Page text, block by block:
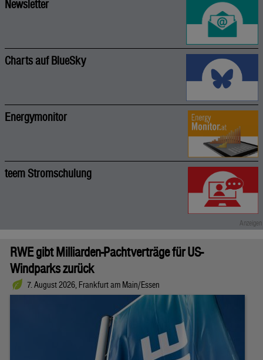
Newsletter
Charts auf BlueSky
Energymonitor
teem Stromschulung
RWE gibt Milliarden-Pachtverträge für US-
Windparks zurück
7. August 2026, Frankfurt am Main/Essen